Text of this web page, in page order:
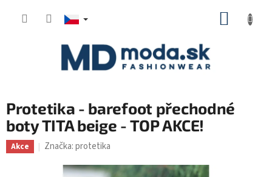
Protetika - barefoot přechodné
boty TITA beige - TOP AKCE!
Akce Značka:protetika